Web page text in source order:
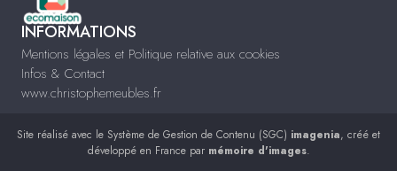
INFORMATIONS
Mentions légales et Politique relative aux cookies
Infos & Contact
www.christophemeubles.fr
Site réalisé avec le Système de Gestion de Contenu (SGC) imagenia, créé et
développé en France par mémoire d'images.